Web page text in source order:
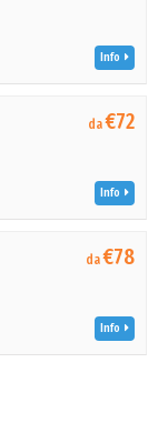
Info
da€72
Info
da€78
Info